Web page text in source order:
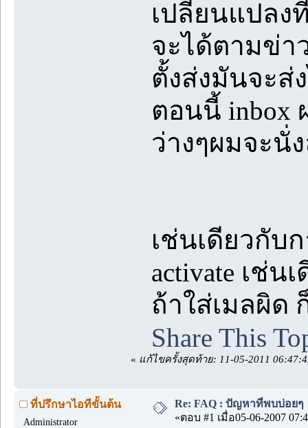
เปลี่ยนแปลง
จะได้ตามข่า
ตั้งส่งมันจะส่
ตอนนี้ inbox
ว่างๆผมจะนั่
เช่นเดียวกับ
activate เช่น
ถ้าใส่เมลผิด
Share This
« แก้ไขครั้งสุดท้าย: 11-05-2011
ที่ปรึกษาไอทีขั้นต้น
Administrator
Re: FAQ : ปัญหาที่พบบ่อยๆ
«ตอบ #1 เมื่อ05-06-2007